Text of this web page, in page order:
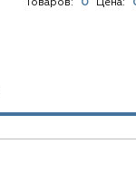
Товаров: 0 Цена: